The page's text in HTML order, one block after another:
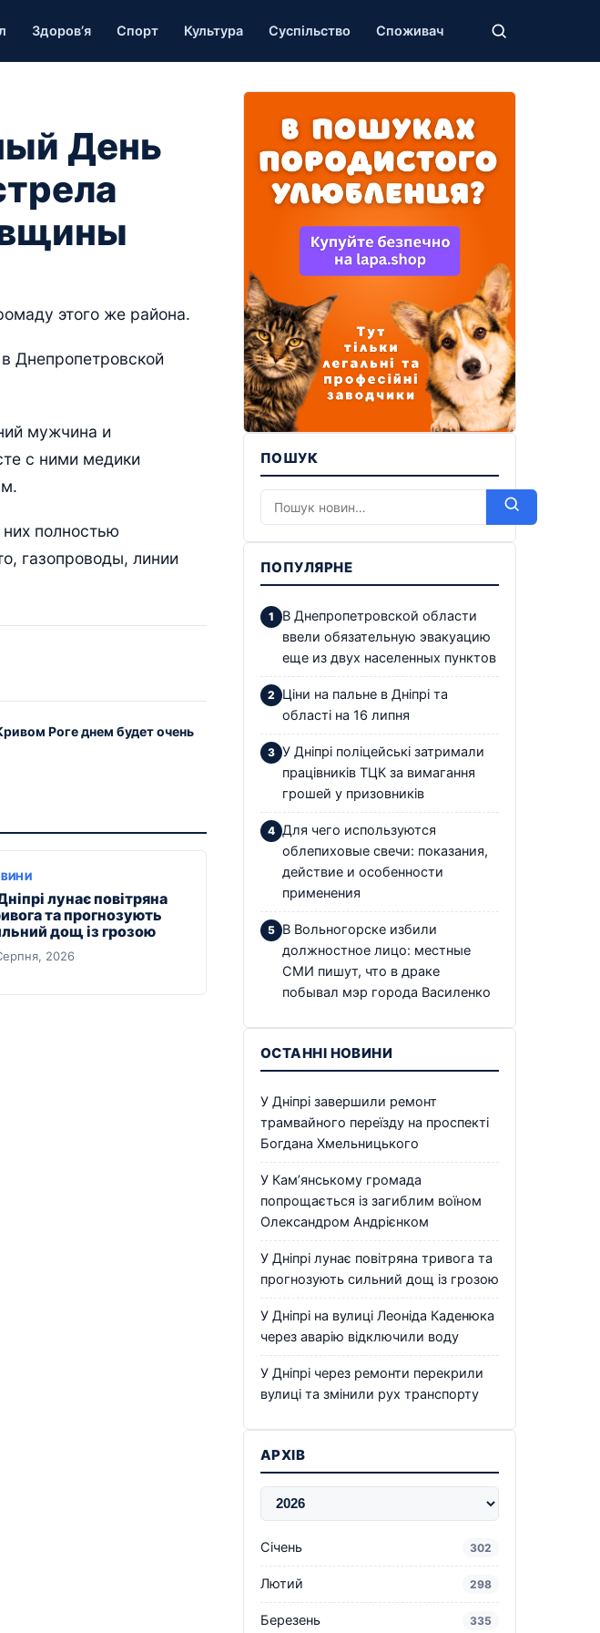
Здоров’я Спорт Культура Суспільство Споживач
День
этого же района.
Днепропетровской
мужчина и
с ними медики
полностью
газопроводы, линии
Роге днем будет очень
лунає повітряна
та прогнозують
дощ із грозою
2026
ПОШУК
ПОПУЛЯРНЕ
В Днепропетровской области
ввели обязательную эвакуацию
еще из двух населенных пунктов
Ціни на пальне в Дніпрі та
області на 16 липня
У Дніпрі поліцейські затримали
працівників ТЦК за вимагання
грошей у призовників
Для чего используются
облепиховые свечи: показания,
действие и особенности
применения
В Вольногорске избили
должностное лицо: местные
СМИ пишут, что в драке
побывал мэр города Василенко
ОСТАННІ НОВИНИ
У Дніпрі завершили ремонт
трамвайного переїзду на проспекті
Богдана Хмельницького
У Кам’янському громада
попрощається із загиблим воїном
Олександром Андрієнком
У Дніпрі лунає повітряна тривога та
прогнозують сильний дощ із грозою
У Дніпрі на вулиці Леоніда Каденюка
через аварію відключили воду
У Дніпрі через ремонти перекрили
вулиці та змінили рух транспорту
АРХІВ
Січень 302
Лютий 298
Березень 335